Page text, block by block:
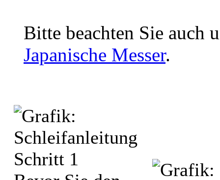
Bitte beachten Sie auch
Japanische Messer.